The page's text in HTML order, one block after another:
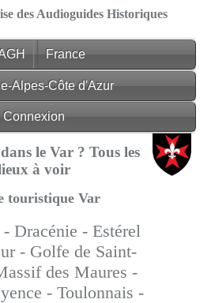
des Audioguides Historiques
France
Alpes-Côte d'Azur
Connexion
le Var ? Tous les
à voir
touristique Var
-Dracénie -Estérel
- Golfe de Saint-
des Maures -
- Toulonnais -